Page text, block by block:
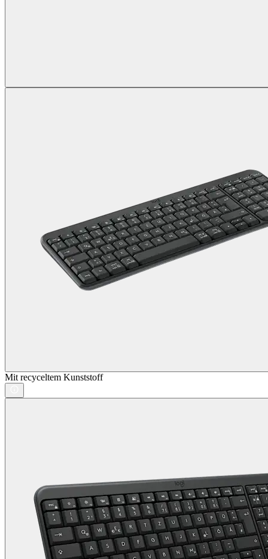
Mit recyceltem Kunststoff